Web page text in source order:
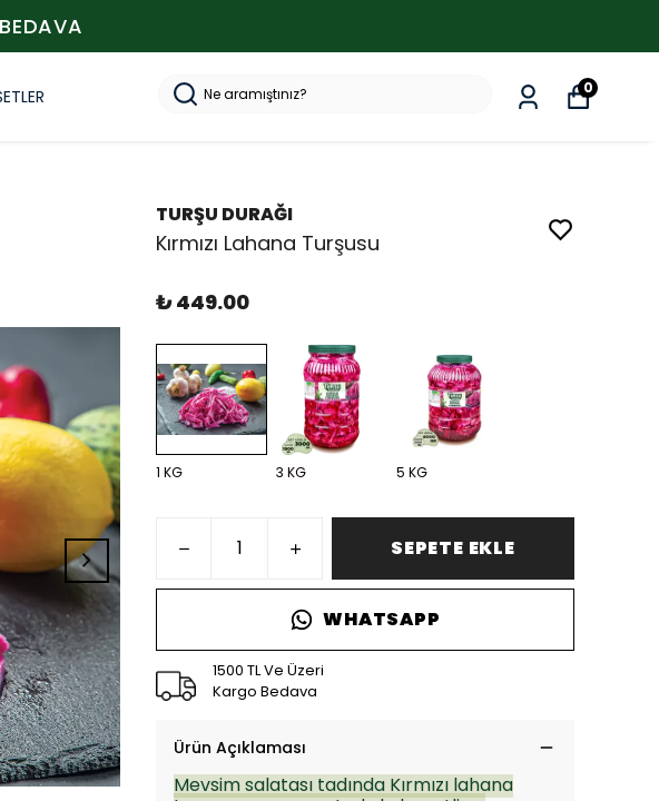
0
TURŞU DURAĞI
Kırmızı Lahana Turşusu
₺ 449.00
1 KG 3 KG 5 KG
SEPETE EKLE
WHATSAPP
1500 TL Ve Üzeri
Kargo Bedava
Ürün Açıklaması
Mevsim salatası tadında Kırmızı lahana